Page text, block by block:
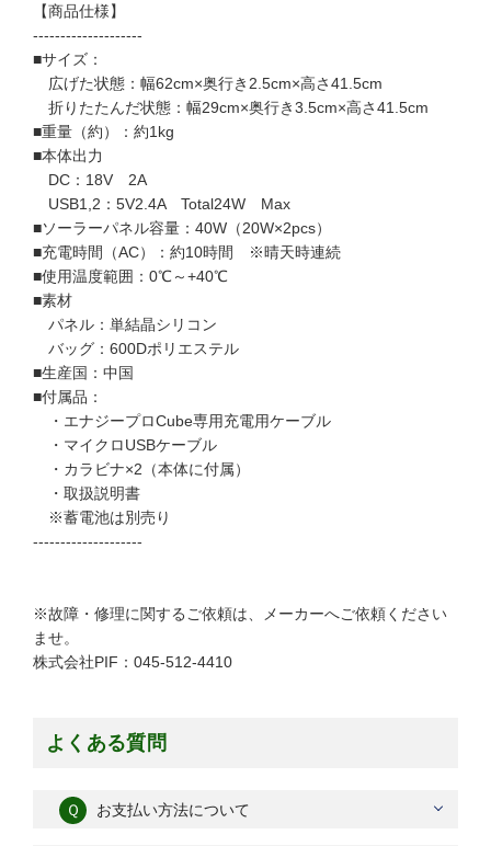
【商品仕様】
--------------------
■サイズ：
広げた状態：幅62cm×奥行き2.5cm×高さ41.5cm
折りたたんだ状態：幅29cm×奥行き3.5cm×高さ41.5cm
■重量（約）：約1kg
■本体出力
DC：18V 2A
USB1,2：5V2.4A Total24W Max
■ソーラーパネル容量：40W（20W×2pcs）
■充電時間（AC）：約10時間 ※晴天時連続
■使用温度範囲：0℃～+40℃
■素材
パネル：単結晶シリコン
バッグ：600Dポリエステル
■生産国：中国
■付属品：
・エナジープロCube専用充電用ケーブル
・マイクロUSBケーブル
・カラビナ×2（本体に付属）
・取扱説明書
※蓄電池は別売り
--------------------
※故障・修理に関するご依頼は、メーカーへご依頼ください
ませ。
株式会社PIF：045-512-4410
よくある質問
Ｑ お支払い方法について